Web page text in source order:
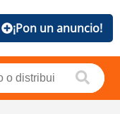
¡Pon un anuncio!